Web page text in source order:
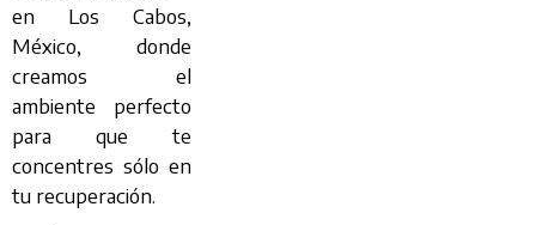
en Los Cabos,
México, donde
creamos el
ambiente perfecto
para que te
concentres sólo en
tu recuperación.